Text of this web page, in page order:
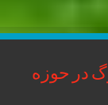
در حوزه